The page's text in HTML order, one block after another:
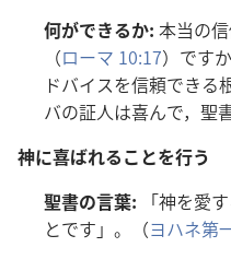
何ができるか: 本当の信
（ローマ 10:17）ですか
ドバイスを信頼できる
バの証人は喜んで， 聖
神に喜ばれることを行う
聖書の言葉: 「神を愛
とです」。（ヨハネ第